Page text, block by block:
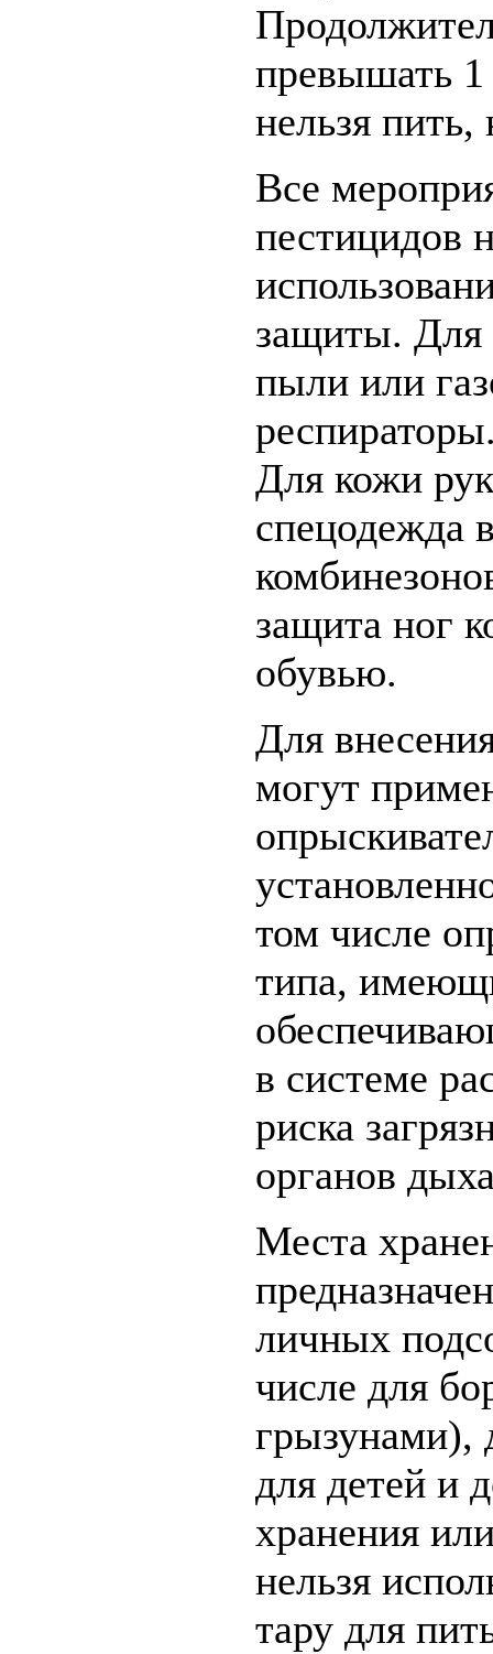
превышать
нельзя
Все
пестицидов
защиты. Для
пыли или
Для кожи
спецодежда
защита ног
обувью.
Для
могут
том числе
типа,
в системе
риска
органов
Места
личных
числе для
грызунами),
для детей и
хранения
нельзя
тару для